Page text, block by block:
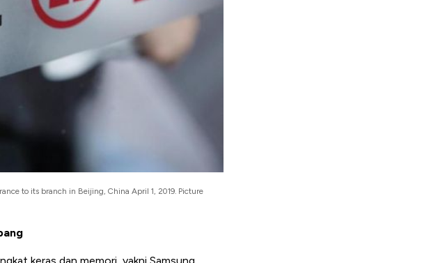
to its branch in Beijing, China April 1, 2019. Picture